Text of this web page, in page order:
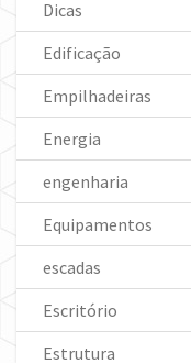
Dicas
Edificação
Empilhadeiras
Energia
engenharia
Equipamentos
escadas
Escritório
Estrutura